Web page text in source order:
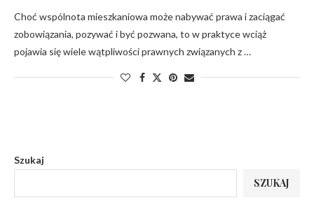
Choć wspólnota mieszkaniowa może nabywać prawa i zaciągać
zobowiązania, pozywać i być pozwana, to w praktyce wciąż
pojawia się wiele wątpliwości prawnych związanych z …
Szukaj
SZUKAJ